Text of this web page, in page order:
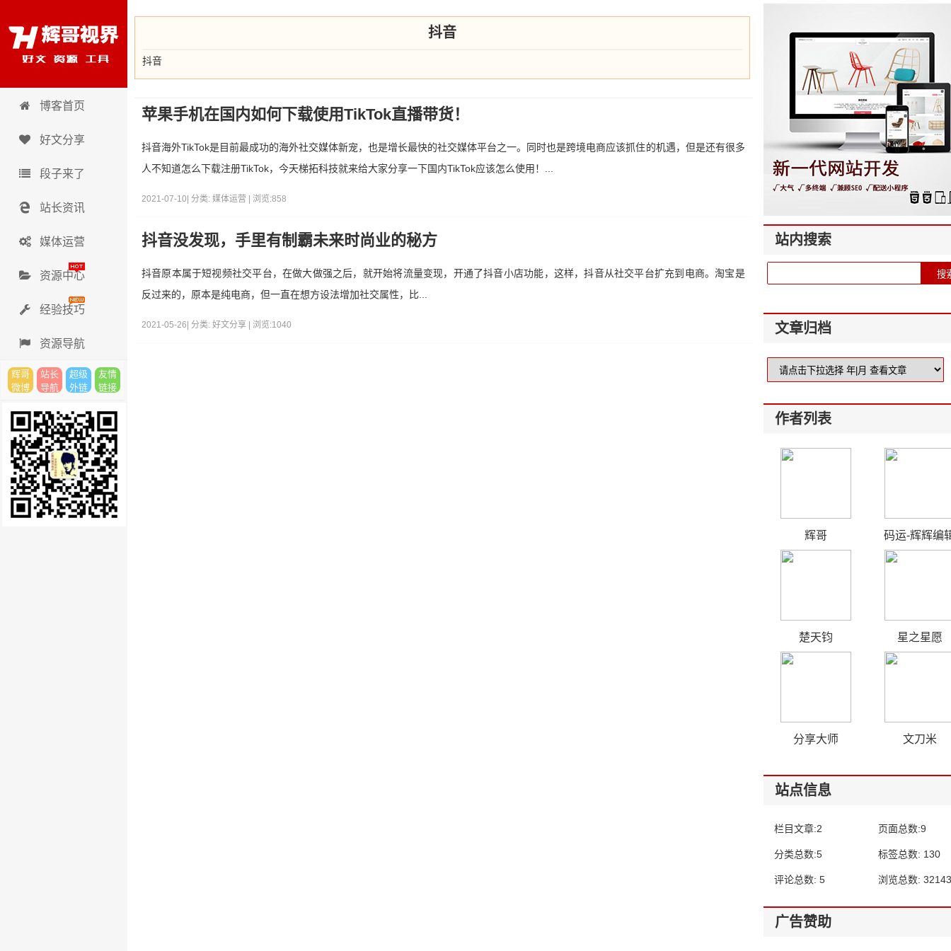
辉哥视界
博客首页
好文分享
段子来了
站长资讯
媒体运营
资源中心
经验技巧
资源导航
辉哥
微博
站长
导航
超级
外链
友情
链接
抖音
抖音
苹果手机在国内如何下载使用TikTok直播带货！
抖音海外TikTok是目前最成功的海外社交媒体新宠，也是增长最快的社交媒体平台之一。同时也是跨境电商应该抓住的机遇，但是还有很多
人不知道怎么下载注册TikTok，今天梯拓科技就来给大家分享一下国内TikTok应该怎么使用！...
2021-07-10| 分类: 媒体运营 | 浏览:858
抖音没发现，手里有制霸未来时尚业的秘方
抖音原本属于短视频社交平台，在做大做强之后，就开始将流量变现，开通了抖音小店功能，这样，抖音从社交平台扩充到电商。淘宝是
反过来的，原本是纯电商，但一直在想方设法增加社交属性，比...
2021-05-26| 分类: 好文分享 | 浏览:1040
站内搜索
文章归档
作者列表
辉哥 码运-辉辉编
楚天钧 星之星愿
分享大师 文刀米
站点信息
栏目文章:2 页面总数:9
分类总数:5 标签总数: 130
评论总数: 5 浏览总数:
广告赞助